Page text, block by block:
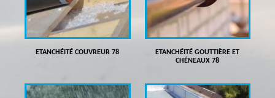
ETANCHÉITÉ COUVREUR 78
ETANCHÉITÉ GOUTTIÈRE ET
CHÉNEAUX 78